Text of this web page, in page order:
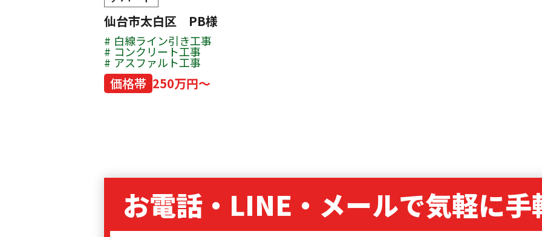
仙台市太白区 PB様
白線ライン引き工事
コンクリート工事
アスファルト工事
価格帯 250万円～
お電話・LINE・ メールで気軽に手